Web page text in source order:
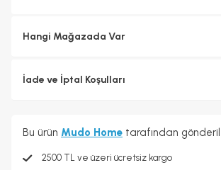
Hangi Mağazada Var
İade ve İptal Koşulları
Bu ürün Mudo Home tarafından
2500 TL ve üzeri ücretsiz kargo